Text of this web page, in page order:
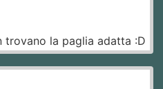
trovano la paglia adatta :D